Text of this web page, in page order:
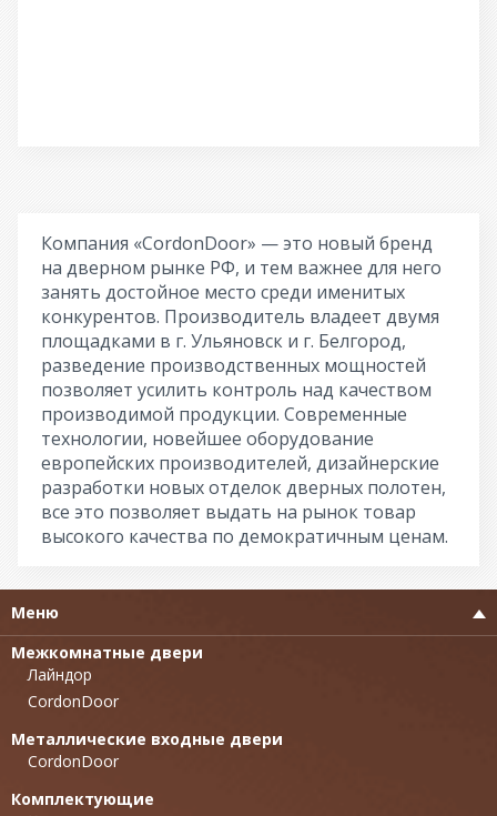
Компания «CordonDoor» — это новый бренд
на дверном рынке РФ, и тем важнее для него
занять достойное место среди именитых
конкурентов. Производитель владеет двумя
площадками в г. Ульяновск и г. Белгород,
разведение производственных мощностей
позволяет усилить контроль над качеством
производимой продукции. Современные
технологии, новейшее оборудование
европейских производителей, дизайнерские
разработки новых отделок дверных полотен,
все это позволяет выдать на рынок товар
высокого качества по демократичным ценам.
Меню
Межкомнатные двери
Лайндор
CordonDoor
Металлические входные двери
CordonDoor
Комплектующие